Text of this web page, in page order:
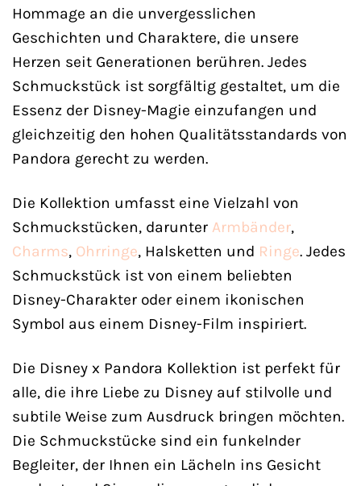
Hommage an die unvergesslichen
Geschichten und Charaktere, die unsere
Herzen seit Generationen berühren. Jedes
Schmuckstück ist sorgfältig gestaltet, um die
Essenz der Disney-Magie einzufangen und
gleichzeitig den hohen Qualitätsstandards von
Pandora gerecht zu werden.
Die Kollektion umfasst eine Vielzahl von
Schmuckstücken, darunter Armbänder,
Charms, Ohrringe, Halsketten und Ringe. Jedes
Schmuckstück ist von einem beliebten
Disney-Charakter oder einem ikonischen
Symbol aus einem Disney-Film inspiriert.
Die Disney x Pandora Kollektion ist perfekt für
alle, die ihre Liebe zu Disney auf stilvolle und
subtile Weise zum Ausdruck bringen möchten.
Die Schmuckstücke sind ein funkelnder
Begleiter, der Ihnen ein Lächeln ins Gesicht